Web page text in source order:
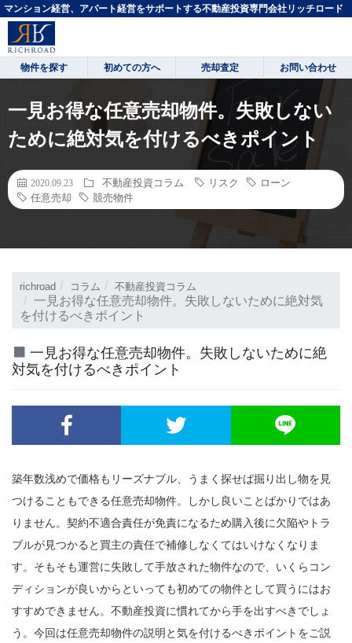
マンション経営、アパート経営をサポートする不動産投資専門会社リッチロード
物件を探す 初めての方へ 売却査定 お問い合わせ
一見お得な任意売却物件。失敗しない
ために絶対気を付けるべきポイント
2020.09.23 不動産投資コラム リスク
ローン
任意売却
競売物件
richroad コラム 不動産投資コラム
一見お得な任意売却物件。失敗しないために絶対気
を付けるべきポイント
一見お得な任意売却物件。失敗しないために絶
対気を付けるべきポイント
築年数浅めで価格もリーズナブル、うまく探せば掘り出し物を見
つけることもできる任意売却物件。しかし良いことばかりではあ
りません。契約不適合責任が免責になるため購入後に欠陥やトラ
ブルが見つかると買主の責任で補修しなくてはいけなくなりま
す。そもそも運営に失敗して手放された物件なので、いくらコン
ディションが良いからといっても初めての物件として買うにはお
すすめできません。不動産投資に慣れてから手を出すべきでしょ
う。今回は任意売却物件の説明と気を付けるべきポイントをご説